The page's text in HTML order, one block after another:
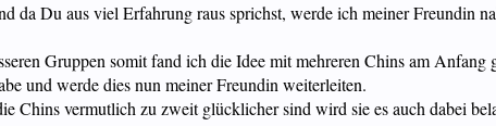
Du aus viel Erfahrung raus sprichst, werde ich meiner Freundin
Gruppen somit fand ich die Idee mit mehreren Chins am
und werde dies nun meiner Freundin weiterleiten.
Chins vermutlich zu zweit glücklicher sind wird sie es auch dabei